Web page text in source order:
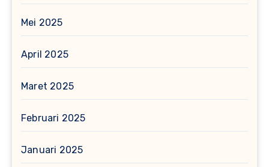
Mei 2025
April 2025
Maret 2025
Februari 2025
Januari 2025